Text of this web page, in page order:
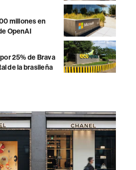
millones en
OpenAI
25% de Brava
de la brasileña